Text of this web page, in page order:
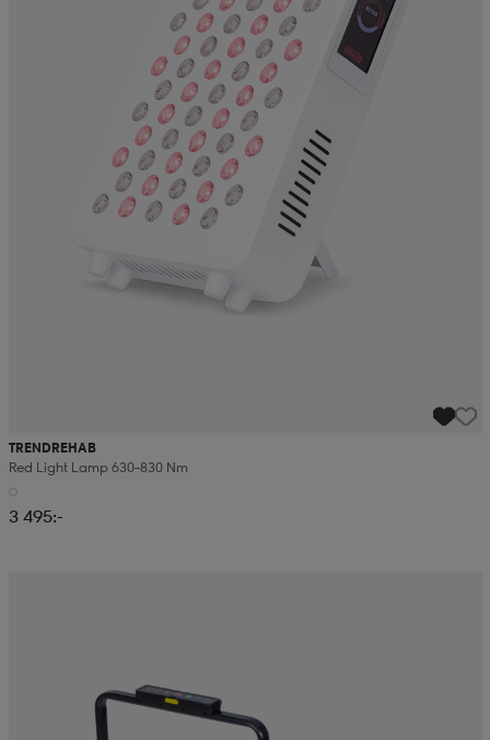
TRENDREHAB
Red Light Lamp 630–830 Nm
3 495:-